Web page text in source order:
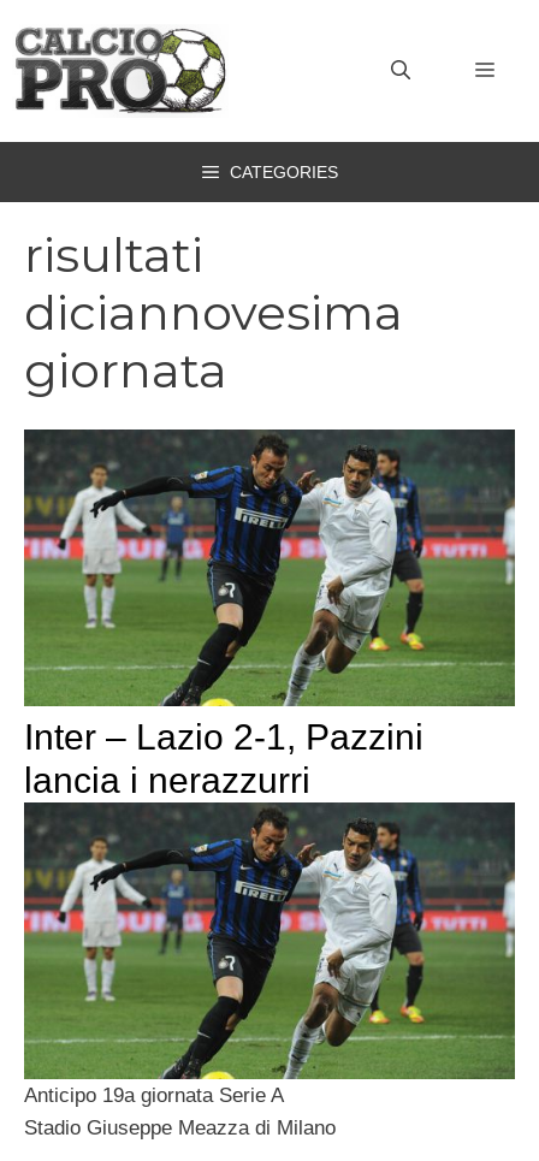
contenuto
CATEGORIES
risultati
diciannovesima
giornata
Inter – Lazio 2-1, Pazzini
lancia i nerazzurri
Anticipo 19a giornata Serie A
Stadio Giuseppe Meazza di Milano